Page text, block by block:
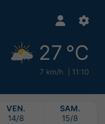
27 °C
7 km/h 11:10
VEN.
14/8
SAM.
15/8